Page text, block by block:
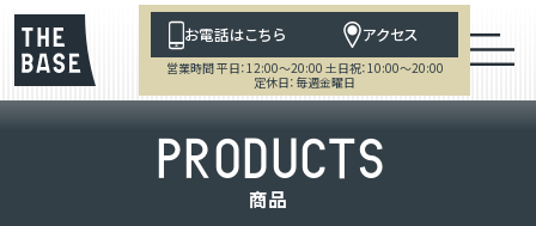
お電話はこちら アクセス
営業時間 平日：12:00～20:00 土日祝：10:00～20:00
定休日：毎週金曜日
PRODUCTS
商品